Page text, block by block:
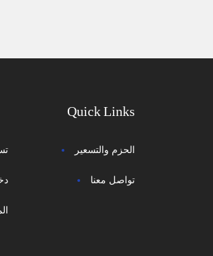
Quick Links
الحزم والتسعير
تواصل معنا